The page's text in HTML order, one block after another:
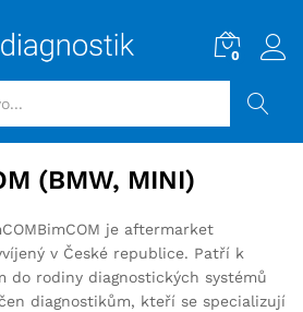
0
(BMW, MINI)
BimCOM je aftermarket
v České republice. Patří k
do rodiny diagnostických systémů
diagnostikům, kteří se specializují